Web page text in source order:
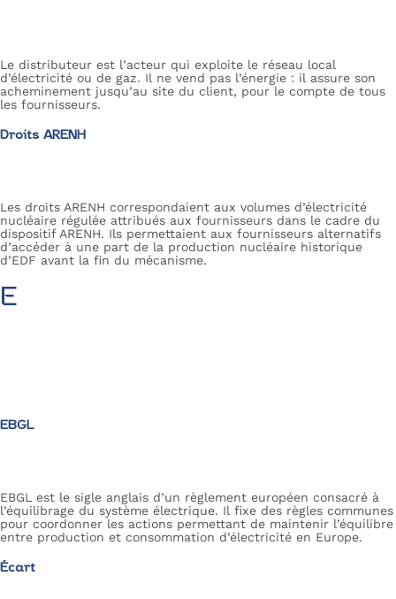
Le distributeur est l’acteur qui exploite le réseau local
d’électricité ou de gaz. Il ne vend pas l’énergie : il assure son
acheminement jusqu’au site du client, pour le compte de tous
les fournisseurs.
Droits ARENH
Les droits ARENH correspondaient aux volumes d’électricité
nucléaire régulée attribués aux fournisseurs dans le cadre du
dispositif ARENH. Ils permettaient aux fournisseurs alternatifs
d’accéder à une part de la production nucléaire historique
d’EDF avant la fin du mécanisme.
E
EBGL
EBGL est le sigle anglais d’un règlement européen consacré à
l’équilibrage du système électrique. Il fixe des règles communes
pour coordonner les actions permettant de maintenir l’équilibre
entre production et consommation d’électricité en Europe.
Écart